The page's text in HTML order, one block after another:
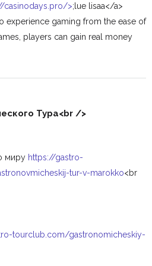
casinodays.pro/>;lue lisaa</a>
experience gaming from the ease of
players can gain real money
Тура<br />
миру https://gastro-
tur-v-marokko<br
tourclub.com/gastronomicheskiy-